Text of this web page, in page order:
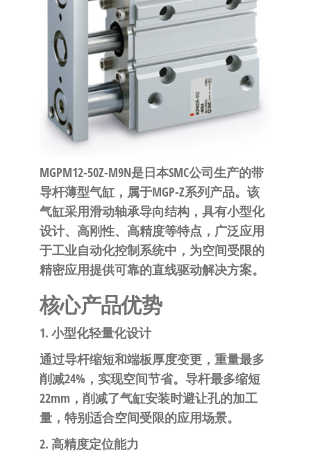
MGPM12-50Z-M9N是日本SMC公司生产的带
导杆薄型气缸，属于MGP-Z系列产品。该
气缸采用滑动轴承导向结构，具有小型化
设计、高刚性、高精度等特点，广泛应用
于工业自动化控制系统中，为空间受限的
精密应用提供可靠的直线驱动解决方案。
核心产品优势
1. 小型化轻量化设计
通过导杆缩短和端板厚度变更，重量最多
削减24%，实现空间节省。导杆最多缩短
22mm，削减了气缸安装时避让孔的加工
量，特别适合空间受限的应用场景。
2. 高精度定位能力